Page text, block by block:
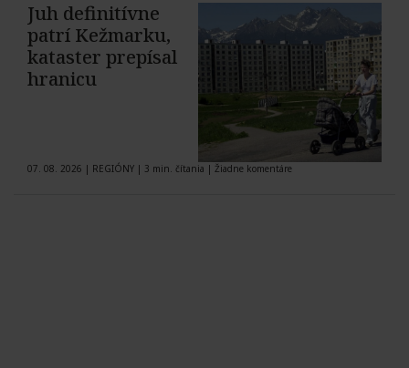
Juh definitívne
patrí Kežmarku,
kataster prepísal
hranicu
07. 08. 2026 | REGIÓNY | 3 min. čítania | Žiadne komentáre